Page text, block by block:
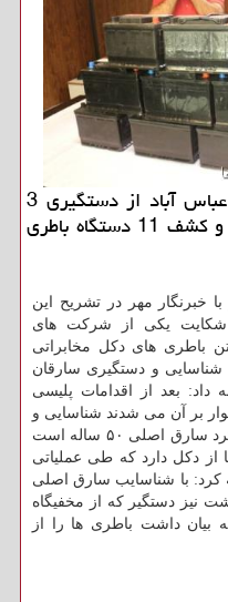
ایمن رها: رئیس كلانتری 104 عباس آباد از دستگیری 3
سارق باطری دكل های مخابراتی و كشف 11 دستگاه باطری
مهر در تشریح این
شكایت یكی از شركت های
باطری های دكل مخابراتی
و دستگیری سارقان
بعد از اقدامات پلیسی
بر آن می شدند شناسایی و
دستگیر شد كه در بازجویی اعتراف كرد سارق اصلی ۵۰ ساله است
از دكل دارد كه طی عملیاتی
كرد: با شناسایب سارق اصلی
نیز دستگیر كه از مخفیگاه
بیان داشت باطری ها را از